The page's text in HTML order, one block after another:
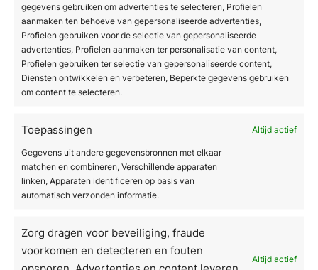
gegevens gebruiken om advertenties te selecteren, Profielen
aanmaken ten behoeve van gepersonaliseerde advertenties,
Profielen gebruiken voor de selectie van gepersonaliseerde
advertenties, Profielen aanmaken ter personalisatie van content,
Profielen gebruiken ter selectie van gepersonaliseerde content,
Diensten ontwikkelen en verbeteren, Beperkte gegevens gebruiken
om content te selecteren.
Toepassingen Altijd actief
Gegevens uit andere gegevensbronnen met elkaar
matchen en combineren, Verschillende apparaten
linken, Apparaten identificeren op basis van
automatisch verzonden informatie.
Zorg dragen voor beveiliging, fraude
voorkomen en detecteren en fouten
Altijd actief
Bij SkinTec Benelux ondersteunen wij
medische en esthetische professionals met
hoogwaardige apparatuur en persoonlijk
advies op het gebied van lichttherapie en
aanverwante technologieën. Wij werken
jij als professional je cliënten optimaal kunt
behandelen.
Dit is wat wij voor jou kunnen betekenen:
bieden geavanceerde toestellen zoals de
Deleo Lumera professioneel LED apparaat